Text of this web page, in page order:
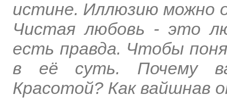
истине. Иллюзию можно
Чистая любовь - это
есть правда. Чтобы
в её суть. Почему
Красотой? Как вайшнав